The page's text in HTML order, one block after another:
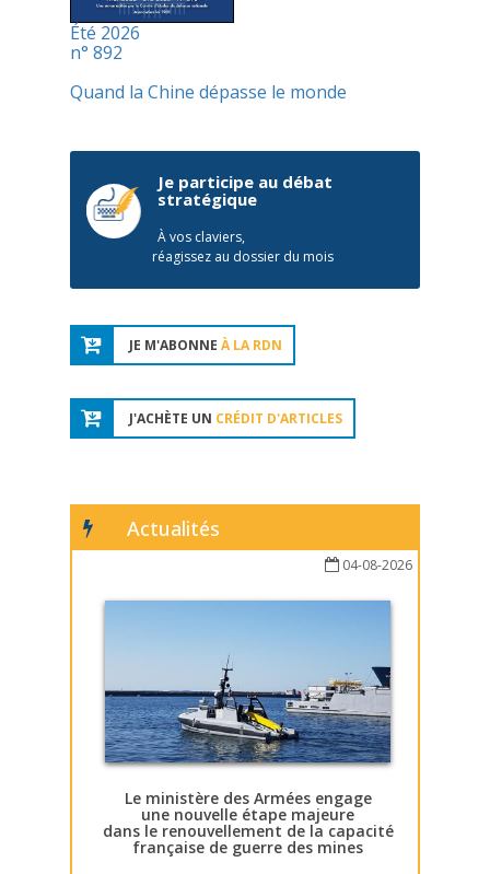
Été 2026
n° 892
Quand la Chine dépasse le monde
Je participe au débat
stratégique
À vos claviers,
réagissez au dossier du mois
JE M'ABONNE À LA RDN
J'ACHÈTE UN CRÉDIT D'ARTICLES
Actualités
04-08-2026
Le ministère des Armées engage
une nouvelle étape majeure
dans le renouvellement de la capacité
française de guerre des mines